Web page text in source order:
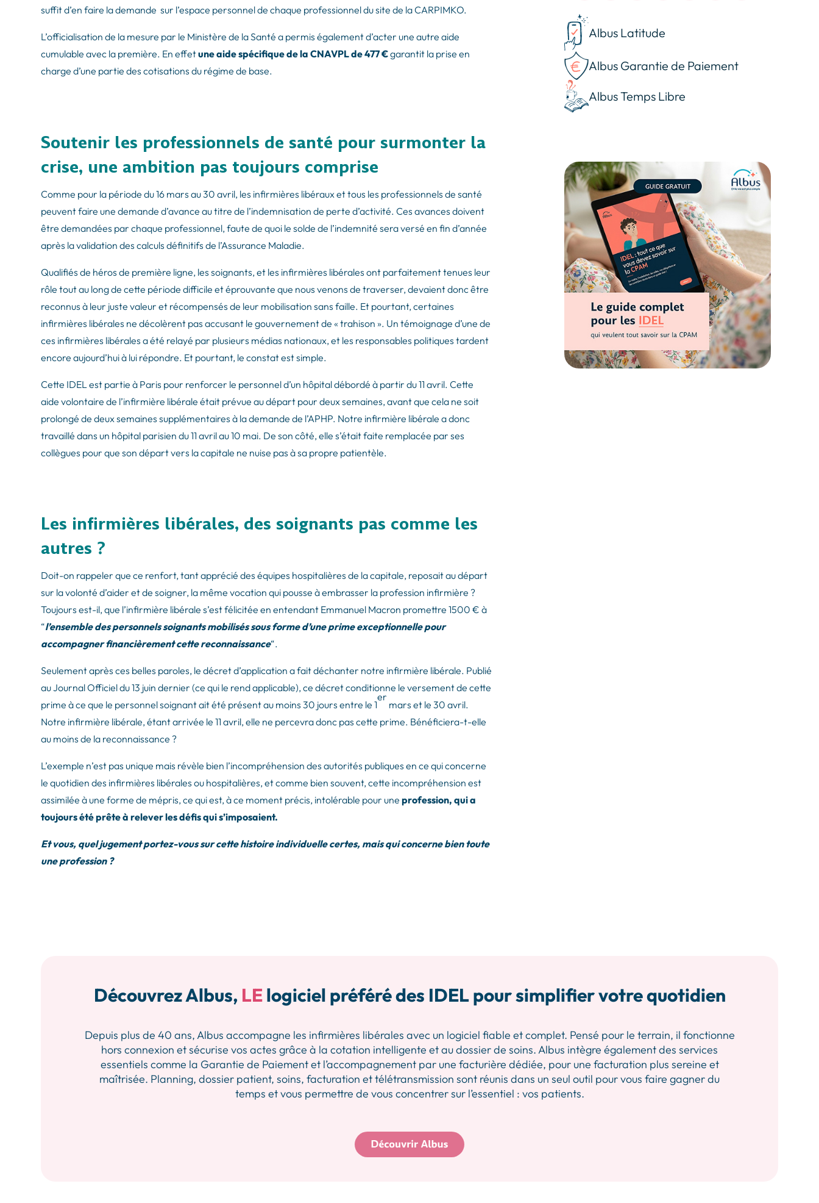
suffit d’en faire la demande sur l’espace personnel de chaque professionnel du site de la CARPIMKO.
L’officialisation de la mesure par le Ministère de la Santé a permis également d’acter une autre aide
cumulable avec la première. En effetune aide spécifique de la CNAVPL de 477 €garantit la prise en
charge d’une partie des cotisations du régime de base.
Soutenir les professionnels de santé pour surmonter la
crise, une ambition pas toujours comprise
Comme pour la période du 16 mars au 30 avril, les infirmières libéraux et tous les professionnels de santé
peuvent faire une demande d’avance au titre de l’indemnisation de perte d’activité. Ces avances doivent
être demandées par chaque professionnel, faute de quoi le solde de l’indemnité sera versé en fin d’année
après la validation des calculs définitifs de l’Assurance Maladie.
Qualifiés de héros de première ligne, les soignants, et les infirmières libérales ont parfaitement tenues leur
rôle tout au long de cette période difficile et éprouvante que nous venons de traverser, devaient donc être
reconnus à leur juste valeur et récompensés de leur mobilisation sans faille. Et pourtant, certaines
infirmières libérales ne décolèrent pas accusant le gouvernement de « trahison ». Un témoignage d’une de
ces infirmières libérales a été relayé par plusieurs médias nationaux, et les responsables politiques tardent
encore aujourd’hui à lui répondre. Et pourtant, le constat est simple.
Cette IDEL est partie à Paris pour renforcer le personnel d’un hôpital débordé à partir du 11 avril. Cette
aide volontaire de l’infirmière libérale était prévue au départ pour deux semaines, avant que cela ne soit
prolongé de deux semaines supplémentaires à la demande de l’APHP. Notre infirmière libérale a donc
travaillé dans un hôpital parisien du 11 avril au 10 mai. De son côté, elle s’était faite remplacée par ses
collègues pour que son départ vers la capitale ne nuise pas à sa propre patientèle.
Les infirmières libérales, des soignants pas comme les
autres ?
Doit-on rappeler que ce renfort, tant apprécié des équipes hospitalières de la capitale, reposait au départ
sur la volonté d’aider et de soigner, la même vocation qui pousse à embrasser la profession infirmière ?
Toujours est-il, que l’infirmière libérale s’est félicitée en entendant Emmanuel Macron promettre 1500 € à
“l’ensemble des personnels soignants mobilisés sous forme d’une prime exceptionnelle pour
accompagner financièrement cette reconnaissance“.
Seulement après ces belles paroles, le décret d’application a fait déchanter notre infirmière libérale. Publié
au Journal Officiel du 13 juin dernier (ce qui le rend applicable), ce décret conditionne le versement de cette
prime à ce que le personnel soignant ait été présent au moins 30 jours entre le 1
er
mars et le 30 avril.
Notre infirmière libérale, étant arrivée le 11 avril, elle ne percevra donc pas cette prime. Bénéficiera-t-elle
au moins de la reconnaissance ?
L’exemple n’est pas unique mais révèle bien l’incompréhension des autorités publiques en ce qui concerne
le quotidien des infirmières libérales ou hospitalières, et comme bien souvent, cette incompréhension est
assimilée à une forme de mépris, ce qui est, à ce moment précis, intolérable pour uneprofession, qui a
toujours été prête à relever les défis qui s’imposaient.
Et vous, quel jugement portez-vous sur cette histoire individuelle certes, mais qui concerne bien toute
une profession ?
Albus Latitude
Albus Garantie de Paiement
Albus Temps Libre
Découvrez Albus, LElogiciel préféré des IDEL pour simplifier votre quotidien
Depuis plus de 40 ans, Albus accompagne les infirmières libérales avec un logiciel fiable et complet. Pensé pour le terrain, il fonctionne
hors connexion et sécurise vos actes grâce à la cotation intelligente et au dossier de soins. Albus intègre également des services
essentiels comme la Garantie de Paiement et l’accompagnement par une facturière dédiée, pour une facturation plus sereine et
maîtrisée. Planning, dossier patient, soins, facturation et télétransmission sont réunis dans un seul outil pour vous faire gagner du
temps et vous permettre de vous concentrer sur l’essentiel : vos patients.